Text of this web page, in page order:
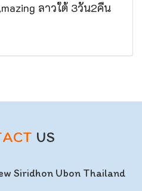
ลาวใต้ 3วัน2คืน
US
Siridhon Ubon Thailand